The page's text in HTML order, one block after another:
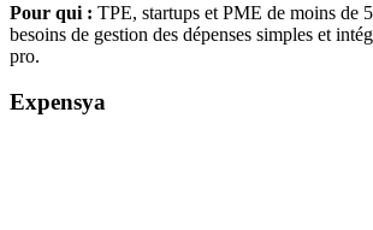
Pour qui : TPE, startups et PME de moins de
besoins de gestion des dépenses simples et
pro.
Expensya